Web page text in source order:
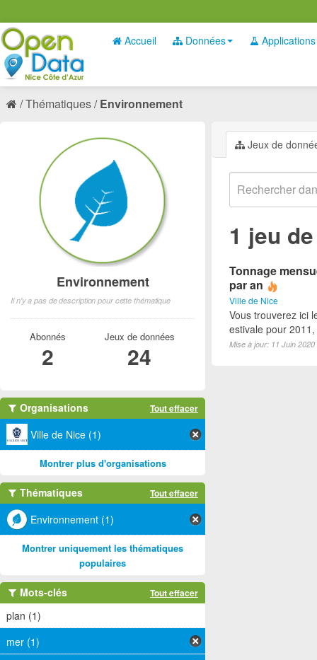
Accueil Données Applications
Thématiques Environnement
Jeux de
1 jeu
Tonnage
par an
Ville de Nice
Vous trouverez ici
estivale pour
Mise à jour: 11 Juin 2020
Environnement
Il n'y a pas de description pour cette thématique
Abonnés
2
Jeux de données
24
Organisations Tout effacer
Ville de Nice (1)
Montrer plus d'organisations
Thématiques Tout effacer
Environnement (1)
Montrer uniquement les thématiques
populaires
Mots-clés Tout effacer
plan (1)
mer (1)